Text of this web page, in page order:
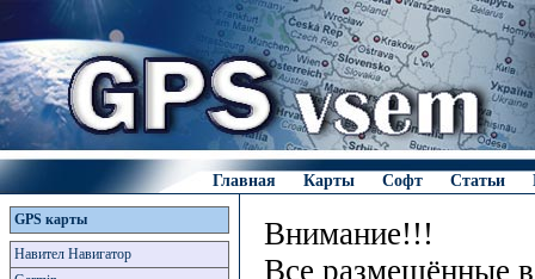
Главная Карты Софт Статьи
GPS карты
Навител Навигатор
Внимание!!!
Все размещённые